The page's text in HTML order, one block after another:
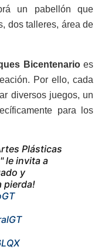
un pabellón que
dos talleres, área de
Bicentenarioes
Por ello, cada
diversos juegos, un
para los
Plásticas
le invita a
y
pierda!